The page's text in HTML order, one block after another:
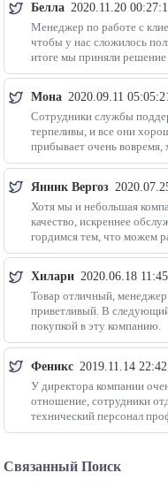
Белла 2020.11.20
Менеджер по работе с
чтобы у нас сложилось
итоге мы приняли решение
Мона 2020.09.11
Сотрудники службы
терпеливы, и все они
прибывает очень
Янник Вергоз
Хотя мы и небольшая
качество, искреннее
гордимся тем, что можем
Хилари 2020.06.18
Товар отличный,
приветливый. В
покупкой в эту компанию.
Феникс 2019.11.14
У директора компании
отношение, сотрудники
технический персонал
не нужно беспокоиться о
Связанный Поиск